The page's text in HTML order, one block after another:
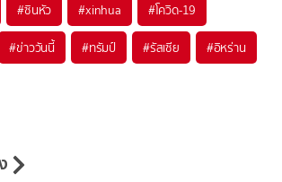
#ซินหัว #xinhua #โควิด-19
#ข่าววันนี้ #ทรัมป์ #รัสเซีย #อิหร่าน